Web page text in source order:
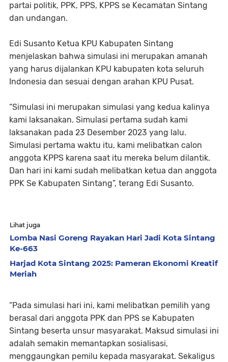
partai politik, PPK, PPS, KPPS se Kecamatan Sintang
dan undangan.
Edi Susanto Ketua KPU Kabupaten Sintang
menjelaskan bahwa simulasi ini merupakan amanah
yang harus dijalankan KPU kabupaten kota seluruh
Indonesia dan sesuai dengan arahan KPU Pusat.
“Simulasi ini merupakan simulasi yang kedua kalinya
kami laksanakan. Simulasi pertama sudah kami
laksanakan pada 23 Desember 2023 yang lalu.
Simulasi pertama waktu itu, kami melibatkan calon
anggota KPPS karena saat itu mereka belum dilantik.
Dan hari ini kami sudah melibatkan ketua dan anggota
PPK Se Kabupaten Sintang”, terang Edi Susanto.
Lihat juga
Lomba Nasi Goreng Rayakan Hari Jadi Kota Sintang
Ke-663
Harjad Kota Sintang 2025: Pameran Ekonomi Kreatif
Meriah
“Pada simulasi hari ini, kami melibatkan pemilih yang
berasal dari anggota PPK dan PPS se Kabupaten
Sintang beserta unsur masyarakat. Maksud simulasi ini
adalah semakin memantapkan sosialisasi,
menggaungkan pemilu kepada masyarakat. Sekaligus